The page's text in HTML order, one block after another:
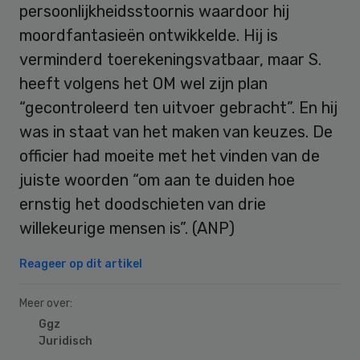
persoonlijkheidsstoornis waardoor hij
moordfantasieën ontwikkelde. Hij is
verminderd toerekeningsvatbaar, maar S.
heeft volgens het OM wel zijn plan
“gecontroleerd ten uitvoer gebracht”. En hij
was in staat van het maken van keuzes. De
officier had moeite met het vinden van de
juiste woorden “om aan te duiden hoe
ernstig het doodschieten van drie
willekeurige mensen is”. (ANP)
Reageer op dit artikel
Meer over:
Ggz
Juridisch